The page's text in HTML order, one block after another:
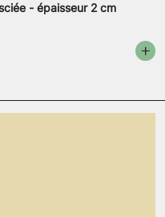
- épaisseur 2 cm